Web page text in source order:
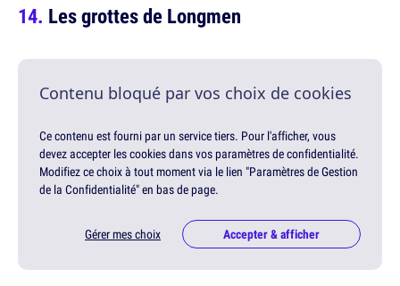
Les grottes de Longmen
Contenu bloqué par vos choix de cookies
Ce contenu est fourni par un service tiers. Pour l'afficher, vous
devez accepter les cookies dans vos paramètres de confidentialité.
Modifiez ce choix à tout moment via le lien "Paramètres de Gestion
de la Confidentialité" en bas de page.
Gérer mes choix Accepter & afficher